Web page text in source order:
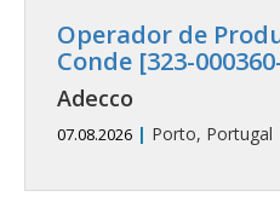
Operador de
Conde [323-
Adecco
07.08.2026 | Porto, Portugal